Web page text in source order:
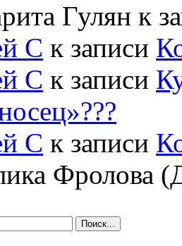
Гулян к
С к записи
С к записи
С к записи
Фролова